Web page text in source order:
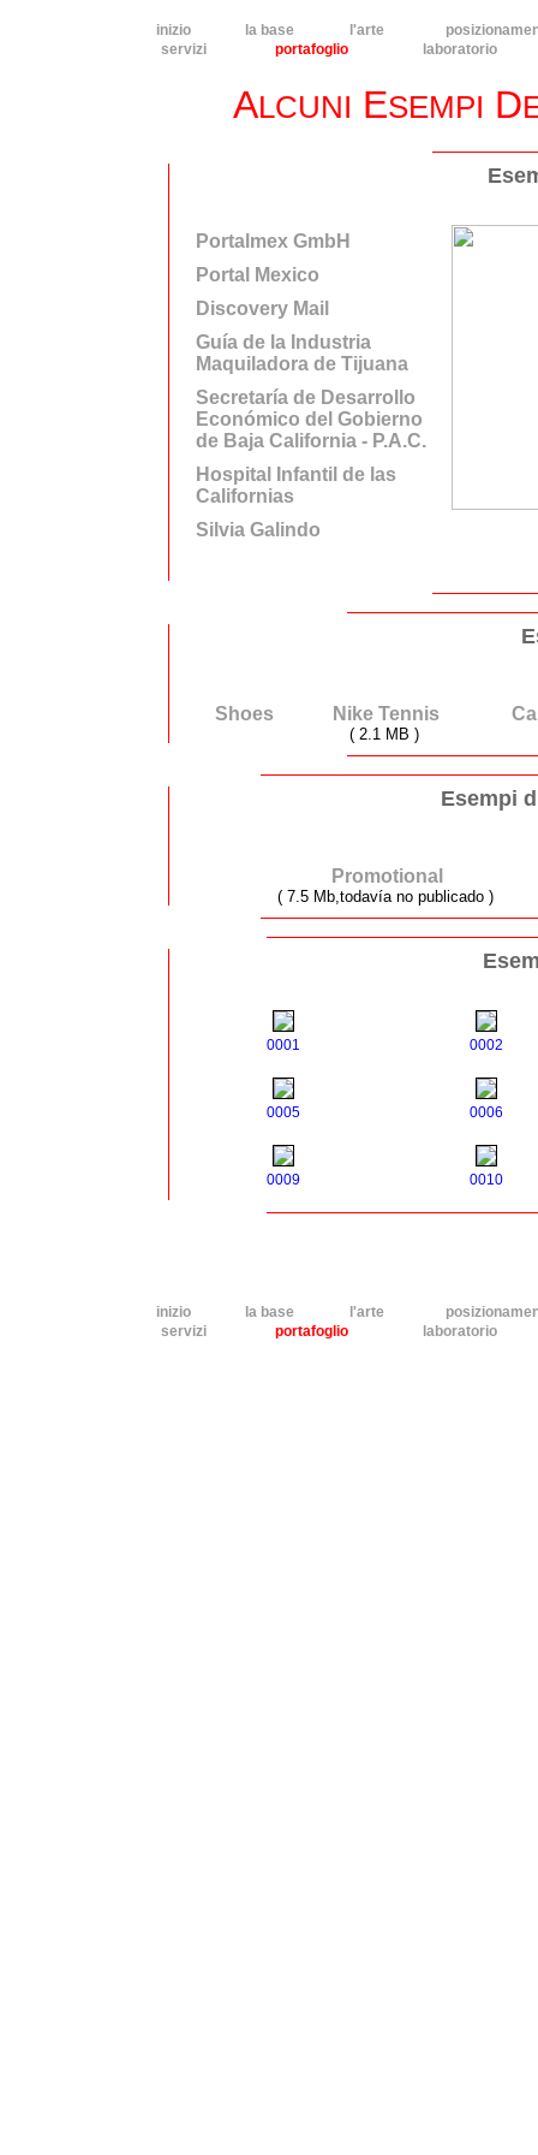
inizio la base l'arte
servizi
portafoglio laboratorio
ALCUNI ESEMPI D
Portalmex GmbH
Portal Mexico
Discovery Mail
Guía de la Industria
Maquiladora de Tijuana
Secretaría de Desarrollo
Económico del Gobierno
de Baja California - P.A.C.
Hospital Infantil de las
Californias
Silvia Galindo
Shoes Nike Tennis
( 2.1 MB )
Esempi
Promotional
( 7.5 Mb,todavía no publicado )
0001 0002
0005 0006
0009 0010
inizio la base l'arte
servizi
portafoglio laboratorio